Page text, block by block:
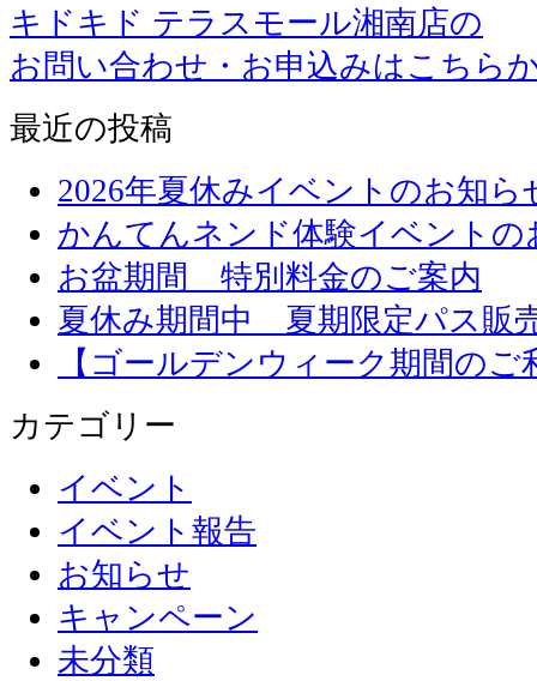
キドキド テラスモール湘南店の
お問い合わせ・お申込みはこちら
最近の投稿
2026年夏休みイベントのお知
かんてんネンド体験イベント
お盆期間 特別料金のご案内
夏休み期間中 夏期限定パス販
【ゴールデンウィーク期間の
カテゴリー
イベント
イベント報告
お知らせ
キャンペーン
未分類